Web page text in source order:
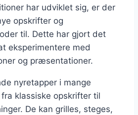
har udviklet sig, er der
opskrifter og
til. Dette har gjort det
eksperimentere med
og præsentationer.
nyretapper i mange
klassiske opskrifter til
De kan grilles, steges,